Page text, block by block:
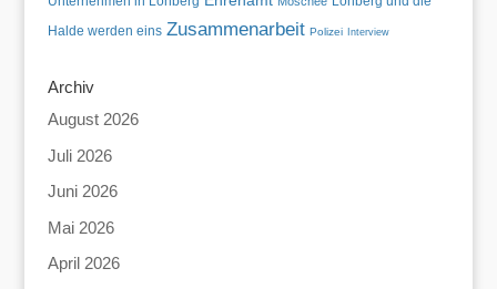
Halde werden eins Zusammenarbeit Polizei Interview
Archiv
August 2026
Juli 2026
Juni 2026
Mai 2026
April 2026